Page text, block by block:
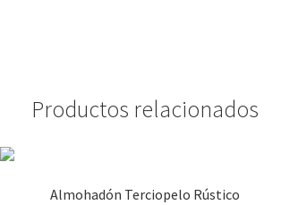
Productos relacionados
Almohadón Terciopelo Rústico